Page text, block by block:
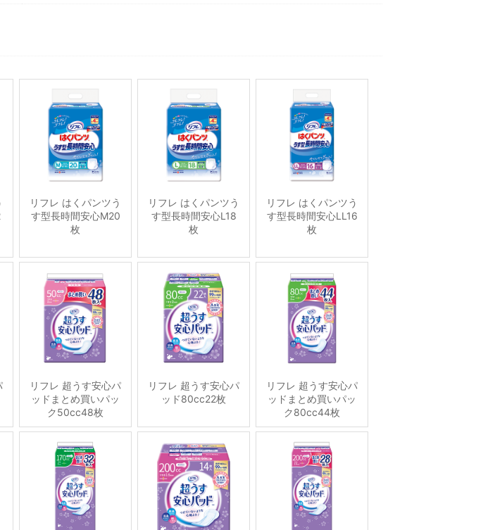
リフレ はくパンツう
す型長時間安心M20
枚
リフレ はくパンツう
す型長時間安心L18
枚
リフレ はくパンツう
す型長時間安心LL16
枚
リフレ 超うす安心パ
ッドまとめ買いパッ
ク50cc48枚
リフレ 超うす安心パ
ッド80cc22枚
リフレ 超うす安心パ
ッドまとめ買いパッ
ク80cc44枚